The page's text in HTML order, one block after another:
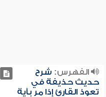
الفهرس: شرح
حديث حذيفة في
تعوذ القارئ إذا مر بآية